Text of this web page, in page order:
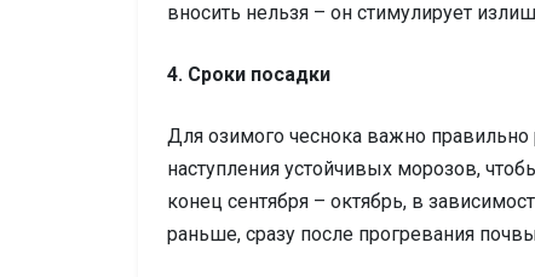
вносить нельзя – он стимулирует
4. Сроки посадки
Для озимого чеснока важно
наступления устойчивых морозов,
конец сентября – октябрь, в
раньше, сразу после прогревания